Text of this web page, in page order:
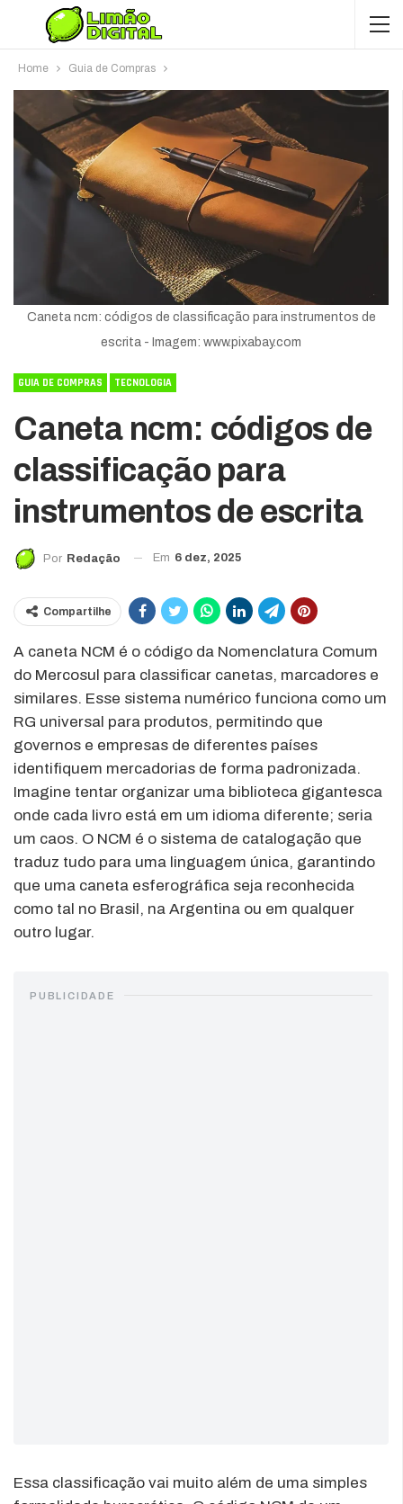
Home Guia de Compras
Caneta ncm: códigos de classificação para instrumentos de
escrita - Imagem: www.pixabay.com
GUIA DE COMPRAS TECNOLOGIA
Caneta ncm: códigos de
classificação para
instrumentos de escrita
Por Redação Em 6 dez, 2025
Compartilhe
A caneta NCM é o código da Nomenclatura Comum
do Mercosul para classificar canetas, marcadores e
similares. Esse sistema numérico funciona como um
RG universal para produtos, permitindo que
governos e empresas de diferentes países
identifiquem mercadorias de forma padronizada.
Imagine tentar organizar uma biblioteca gigantesca
onde cada livro está em um idioma diferente; seria
um caos. O NCM é o sistema de catalogação que
traduz tudo para uma linguagem única, garantindo
que uma caneta esferográfica seja reconhecida
como tal no Brasil, na Argentina ou em qualquer
outro lugar.
PUBLICIDADE
Essa classificação vai muito além de uma simples